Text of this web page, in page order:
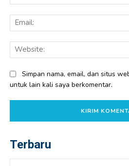
Simpan nama, email, dan situs
untuk lain kali saya berkomentar.
Terbaru